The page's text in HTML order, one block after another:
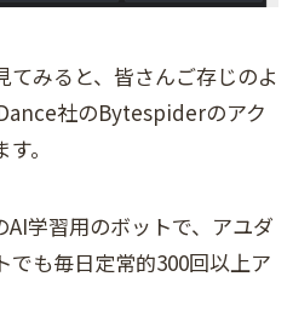
てみると、皆さんご存じのよ
社のBytespiderのアク
。
学習用のボットで、アユダ
でも毎日定常的300回以上ア